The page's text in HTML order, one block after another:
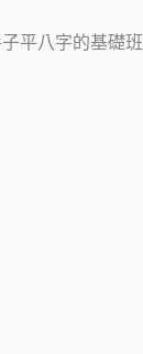
平八字的基礎班